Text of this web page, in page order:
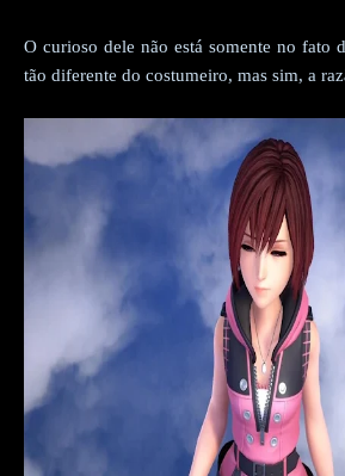
O curioso dele não está somente no fato
tão diferente do costumeiro, mas sim, a